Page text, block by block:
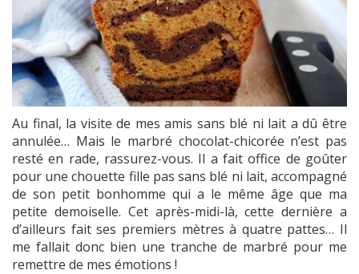
Au final, la visite de mes amis sans blé ni lait a dû être
annulée… Mais le marbré chocolat-chicorée n’est pas
resté en rade, rassurez-vous. Il a fait office de goûter
pour une chouette fille pas sans blé ni lait, accompagné
de son petit bonhomme qui a le même âge que ma
petite demoiselle. Cet après-midi-là, cette dernière a
d’ailleurs fait ses premiers mètres à quatre pattes… Il
me fallait donc bien une tranche de marbré pour me
remettre de mes émotions !